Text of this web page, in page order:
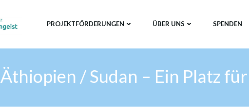
PROJEKTFÖRDERUNGEN ÜBER UNS SPENDEN
Äthiopien / Sudan – Ein Platz